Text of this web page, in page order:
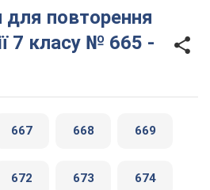
7 класу № 665 -
667 668 669
672 673 674